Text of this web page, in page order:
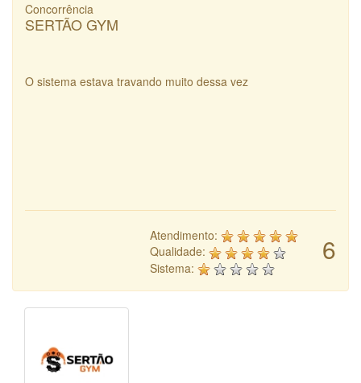
Concorrência
SERTÃO GYM
O sistema estava travando muito dessa vez
6
Atendimento:
Qualidade:
Sistema: